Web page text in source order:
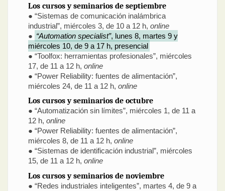
Los cursos y seminarios de septiembre
● “Sistemas de comunicación inalámbrica
industrial”, miércoles 3, de 10 a 12 h, online
● “Automation specialist”, lunes 8, martes 9 y
miércoles 10, de 9 a 17 h, presencial
● “Toolfox: herramientas profesionales”, miércoles
17, de 11 a 12 h, online
● “Power Reliability: fuentes de alimentación”,
miércoles 24, de 11 a 12 h, online
Los cursos y seminarios de octubre
● “Automatización sin límites”, miércoles 1, de 11 a
12 h, online
● “Power Reliability: fuentes de alimentación”,
miércoles 8, de 11 a 12 h, online
● “Sistemas de identificación industrial”, miércoles
15, de 11 a 12 h, online
Los cursos y seminarios de noviembre
● “Redes industriales inteligentes”, martes 4, de 9 a